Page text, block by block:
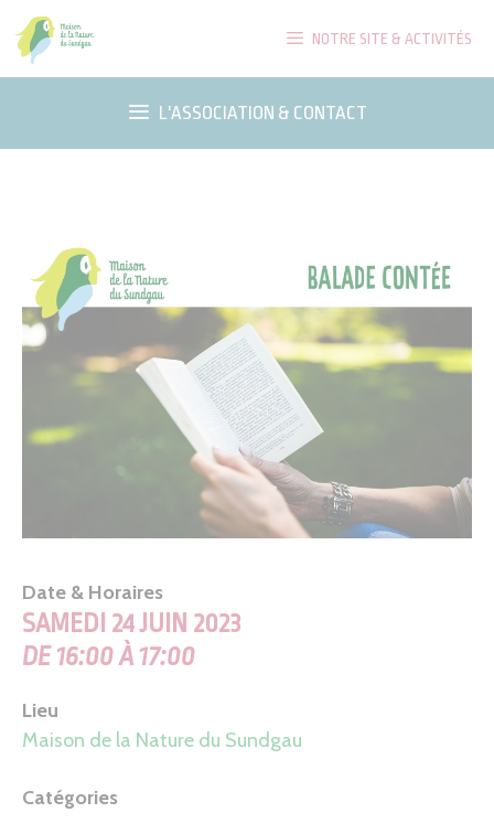
Aller
au
contenu
NOTRE SITE & ACTIVITÉS
L'ASSOCIATION & CONTACT
Date & Horaires
SAMEDI 24 JUIN 2023
DE 16:00 À 17:00
Lieu
Maison de la Nature du Sundgau
Catégories